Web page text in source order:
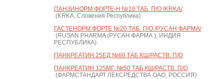
ПАНЗИНОРМ ФОРТЕ-Н №10 ТАБ. П/О /KRKA/
(KRKA, Словения Республика)
ГАСТЕНОРМ ФОРТЕ №20 ТАБ. П/О /РУСАН ФАРМА/
(RUSAN PHARMA (РУСАН ФАРМА ), ИНДИЯ
РЕСПУБЛИКА)
ПАНКРЕАТИН 25ЕД №60 ТАБ.КШ/РАСТВ. П/О
ПАНКРЕАТИН 125МГ. №50 ТАБ.КШ/РАСТВ. П/О
(ФАРМСТАНДАРТ ЛЕКСРЕДСТВА ОАО, РОССИЯ)